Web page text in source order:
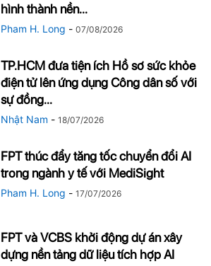
hình thành nền...
Pham H. Long - 07/08/2026
TP.HCM đưa tiện ích Hồ sơ sức khỏe
điện tử lên ứng dụng Công dân số với
sự đồng...
Nhật Nam - 18/07/2026
FPT thúc đẩy tăng tốc chuyển đổi AI
trong ngành y tế với MediSight
Pham H. Long - 17/07/2026
FPT và VCBS khởi động dự án xây
dựng nền tảng dữ liệu tích hợp AI